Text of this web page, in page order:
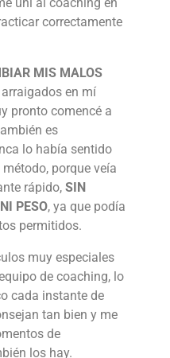
uní al coaching en
correctamente
MIS MALOS
arraigados en mí
pronto comencé a
es
lo había sentido
porque veía
rápido,SIN
PESO, ya que podía
permitidos.
muy especiales
de coaching, lo
cada instante de
tan bien y me
de
los hay.